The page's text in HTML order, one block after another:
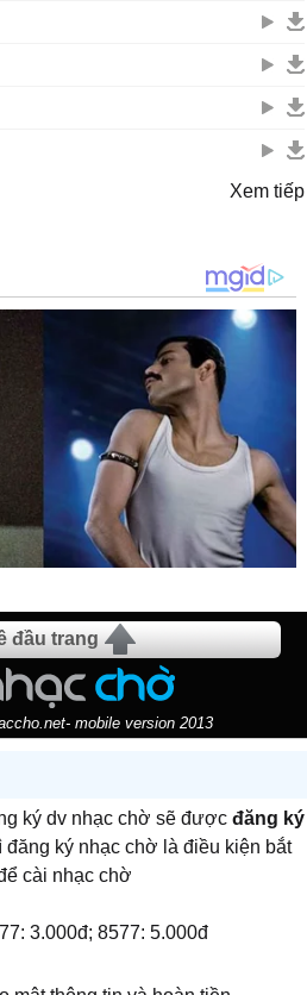
Xem tiếp
đầu trang
mobile version 2013
ký dv nhạc chờ sẽ được đăng ký
đăng ký nhạc chờ là điều kiện bắt
cài nhạc chờ
3.000đ; 8577: 5.000đ